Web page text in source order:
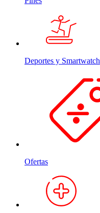
Deportes y Smartwatch
Ofertas